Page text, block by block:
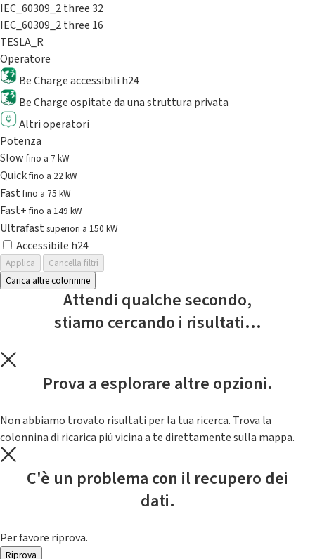
IEC_60309_2 three 32
IEC_60309_2 three 16
TESLA_R
Operatore
Be Charge accessibili h24
Be Charge ospitate da una struttura privata
Altri operatori
Potenza
Slowfino a 7 kW
Quickfino a 22 kW
Fastfino a 75 kW
Fast+fino a 149 kW
Ultrafast superiori a 150 kW
Accessibile h24
Applica
Cancella filtri
Carica altre colonnine
Attendi qualche secondo,
stiamo cercando i risultati...
Prova a esplorare altre opzioni.
Non abbiamo trovato risultati per la tua ricerca. Trova la
colonnina di ricarica piú vicina a te direttamente sulla mappa.
C'è un problema con il recupero dei
dati.
Per favore riprova.
Riprova